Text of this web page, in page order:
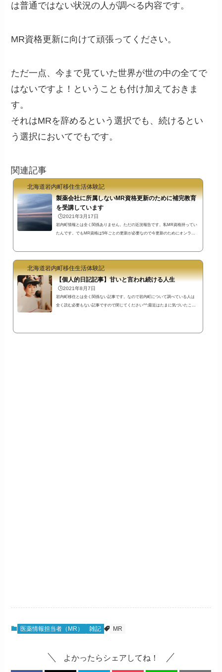
は普通ではない状況の人が調べる内容です。
MR資格更新に向けて頑張ってください。
ただ一点、今まで見ていた世界が世の中の全てで
はないですよ！ということも付け加えておきま
す。
それはMRを辞めるという選択でも、続けるとい
う選択においてでもです。
関連記事
北海道岩内町移住生活体験記
製薬会社に所属しないMR資格更新のために補完教育
を受講しています
🕒️2021年3月17日
岩内町情報とは全く関係ありません。ただの近況報告です。私MR資格持ってい
たんです。でもMR資格は5年ごとの更新が必要なので今更新のためにオンライ
に製薬会社を退職して違う仕事をしている場合は、補完教育を受けなければい
けません。といっても、どこかに研修を受けに行くわけではなくて、インター
ネットで受講...
北海道岩内町移住生活体験記
【個人的日記記事】甘いと言われ続ける人生
🕒️2021年8月7日
岩内町移住とは全く関係ない記事です。なので岩内町について調べている人は
全く読む必要もない記事ですので閉じてください^^;最近はたまに気づいたこと
医薬情報担当者（MR） 雑記 MR
よかったらシェアしてね！